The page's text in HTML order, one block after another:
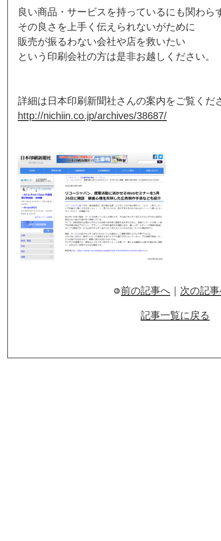
良い商品・サービスを持っているにも関わら
その良さを上手く伝えられないがために
販売が振るわない会社や店を救いたい
という印刷会社の方は是非お越しください。
詳細は日本印刷新聞社さんの案内をご覧くだ
http://nichiin.co.jp/archives/38687/
前の記事へ 次の記
記事一覧に戻る